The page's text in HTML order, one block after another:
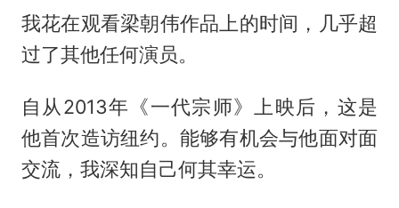
我花在观看梁朝伟作品上的时间，几乎超
过了其他任何演员。
自从2013年《一代宗师》上映后，这是
他首次造访纽约。能够有机会与他面对面
交流，我深知自己何其幸运。